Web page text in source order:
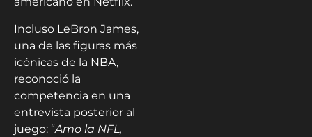
Incluso LeBron James,
una de las figuras más
icónicas de la NBA,
reconoció la
competencia en una
entrevista posterior al
juego: “Amo la NFL,